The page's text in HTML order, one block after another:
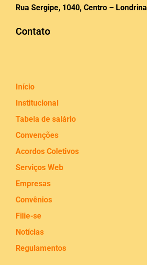
Rua Sergipe, 1040, Centro – Londrina
Contato
Início
Institucional
Tabela de salário
Convenções
Acordos Coletivos
Serviços Web
Empresas
Convênios
Filie-se
Notícias
Regulamentos